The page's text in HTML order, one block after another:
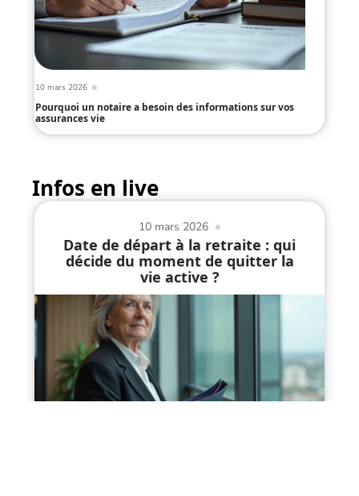
10 mars 2026
Pourquoi un notaire a besoin des informations sur vos
assurances vie
Infos en live
10 mars 2026
Date de départ à la retraite : qui
décide du moment de quitter la
vie active ?